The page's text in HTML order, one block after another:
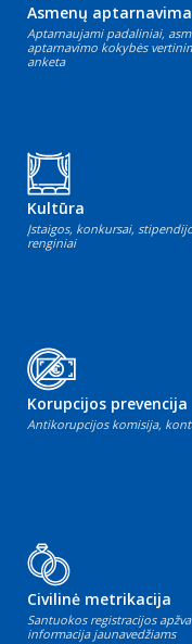
Asmenų
Aptarnaujami padaliniai,
aptarnavimo kokybės
anketa
Kultūra
Įstaigos, konkursai,
renginiai
Korupcijos prevencija
Antikorupcijos komisija,
Civilinė metrikacija
Santuokos registracijos
informacija jaunavedžiams